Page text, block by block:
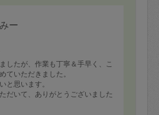
ー
したが、作業も丁寧＆手早く、こ
ていただきました。
と思います。
だいて、ありがとうございました